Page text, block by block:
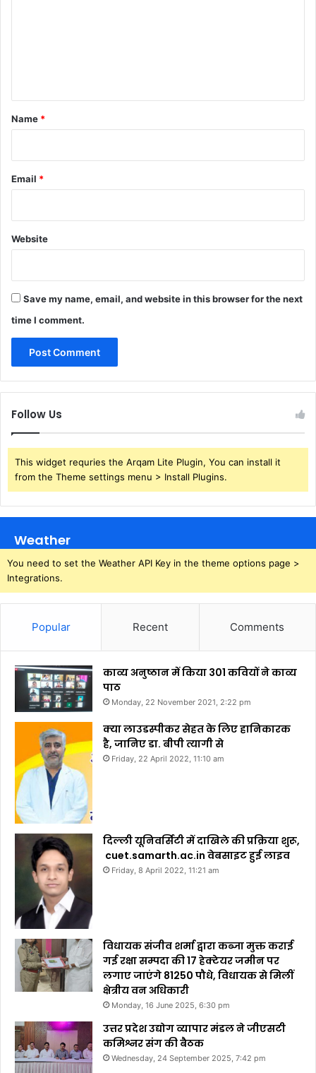
*
Name *
Email *
Website
Save my name, email, and website in this browser for the next
time I comment.
Follow Us
This widget requries the Arqam Lite Plugin, You can install it
from the Theme settings menu > Install Plugins.
Weather
You need to set the Weather API Key in the theme options page >
Integrations.
Popular Recent Comments
काव्य अनुष्ठान में किया 301 कवियों ने काव्य
पाठ
Monday, 22 November 2021, 2:22 pm
क्या लाउडस्पीकर सेहत के लिए हानिकारक
है, जानिए डा. बीपी त्यागी से
Friday, 22 April 2022, 11:10 am
दिल्ली यूनिवर्सिटी में दाखिले की प्रक्रिया शुरू,
cuet.samarth.ac.in वेबसाइट हुई लाइव
Friday, 8 April 2022, 11:21 am
विधायक संजीव शर्मा द्वारा कब्जा मुक्त कराई
गई रक्षा सम्पदा की 17 हेक्टेयर जमीन पर
लगाए जाएंगे 81250 पौधे, विधायक से मिलीं
क्षेत्रीय वन अधिकारी
Monday, 16 June 2025, 6:30 pm
उत्तर प्रदेश उद्योग व्यापार मंडल ने जीएसटी
कमिश्नर संग की बैठक
Wednesday, 24 September 2025, 7:42 pm